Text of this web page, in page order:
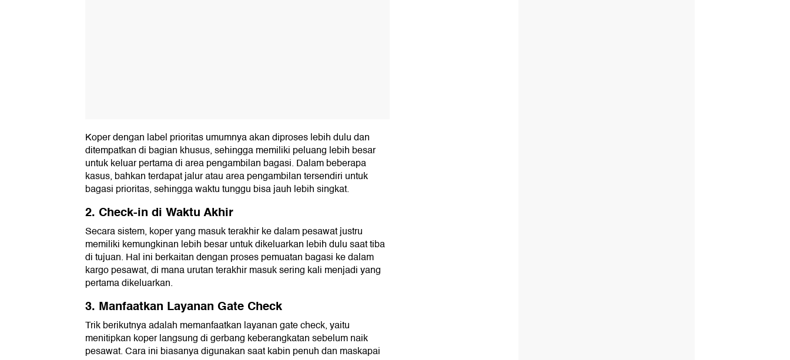
Koper dengan label prioritas umumnya akan diproses lebih dulu dan
ditempatkan di bagian khusus, sehingga memiliki peluang lebih besar
untuk keluar pertama di area pengambilan bagasi. Dalam beberapa
kasus, bahkan terdapat jalur atau area pengambilan tersendiri untuk
bagasi prioritas, sehingga waktu tunggu bisa jauh lebih singkat.
2. Check-in di Waktu Akhir
Secara sistem, koper yang masuk terakhir ke dalam pesawat justru
memiliki kemungkinan lebih besar untuk dikeluarkan lebih dulu saat tiba
di tujuan. Hal ini berkaitan dengan proses pemuatan bagasi ke dalam
kargo pesawat, di mana urutan terakhir masuk sering kali menjadi yang
pertama dikeluarkan.
3. Manfaatkan Layanan Gate Check
Trik berikutnya adalah memanfaatkan layanan gate check, yaitu
menitipkan koper langsung di gerbang keberangkatan sebelum naik
pesawat. Cara ini biasanya digunakan saat kabin penuh dan maskapai